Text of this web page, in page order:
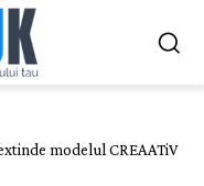
modelul CREAATiV